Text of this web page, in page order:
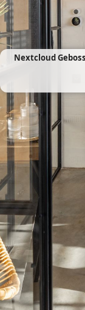
Nextcloud